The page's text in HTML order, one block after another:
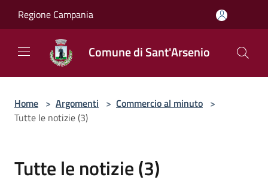
Regione Campania
Comune di Sant'Arsenio
Home > Argomenti > Commercio al minuto >
Tutte le notizie (3)
Tutte le notizie (3)